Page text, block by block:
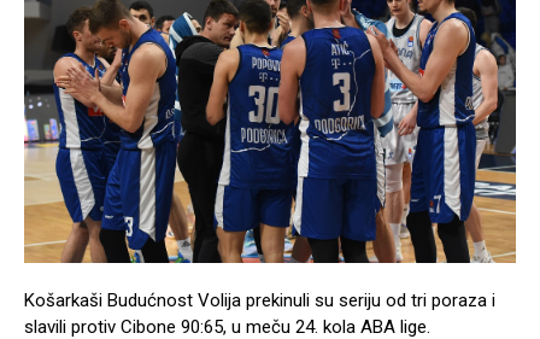
Košarkaši Budućnost Volija prekinuli su seriju od tri poraza i
slavili protiv Cibone 90:65, u meču 24. kola ABA lige.